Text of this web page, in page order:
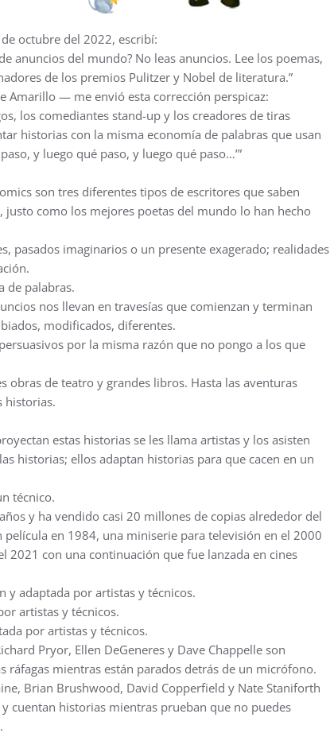
octubre del 2022, escribí:
anuncios del mundo? No leas anuncios. Lee los poemas,
de los premios Pulitzer y Nobel de literatura.”
Amarillo — me envió esta corrección perspicaz:
los comediantes stand-up y los creadores de tiras
historias con la misma economía de palabras que usan
y luego qué paso, y luego qué paso…’”
son tres diferentes tipos de escritores que saben
como los mejores poetas del mundo lo han hecho
pasados imaginarios o un presente exagerado; realidades
de palabras.
nos llevan en travesías que comienzan y terminan
modificados, diferentes.
por la misma razón que no pongo a los que
obras de teatro y grandes libros. Hasta las aventuras
historias.
estas historias se les llama artistas y los asisten
historias; ellos adaptan historias para que cacen en un
técnico.
y ha vendido casi 20 millones de copias alrededor del
en 1984, una miniserie para televisión en el 2000
2021 con una continuación que fue lanzada en cines
y adaptada por artistas y técnicos.
artistas y técnicos.
por artistas y técnicos.
Pryor, Ellen DeGeneres y Dave Chappelle son
ráfagas mientras están parados detrás de un micrófono.
Brian Brushwood, David Copperfield y Nate Staniforth
cuentan historias mientras prueban que no puedes